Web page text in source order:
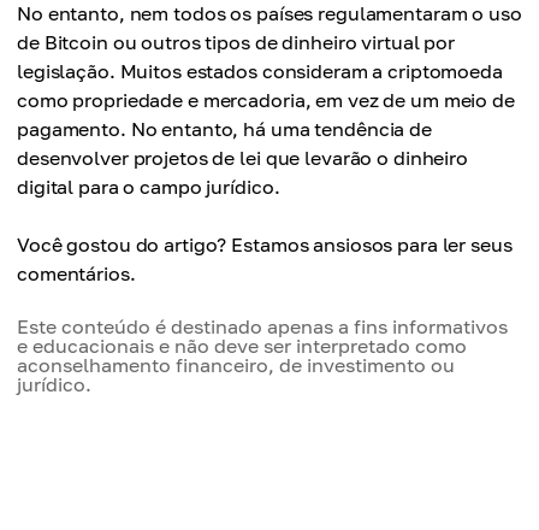
No entanto, nem todos os países regulamentaram o uso
de Bitcoin ou outros tipos de dinheiro virtual por
legislação. Muitos estados consideram a criptomoeda
como propriedade e mercadoria, em vez de um meio de
pagamento. No entanto, há uma tendência de
desenvolver projetos de lei que levarão o dinheiro
digital para o campo jurídico.
Você gostou do artigo? Estamos ansiosos para ler seus
comentários.
Este conteúdo é destinado apenas a fins informativos
e educacionais e não deve ser interpretado como
aconselhamento financeiro, de investimento ou
jurídico.